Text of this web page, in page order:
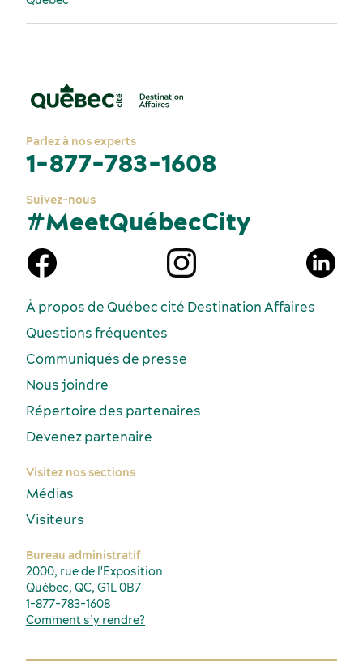
Parlez à nos experts
1-877-783-1608
Suivez-nous
#MeetQuébecCity
À propos de Québec cité Destination Affaires
Questions fréquentes
Communiqués de presse
Nous joindre
Répertoire des partenaires
Devenez partenaire
Visitez nos sections
Médias
Visiteurs
Bureau administratif
2000, rue de l'Exposition
Québec, QC, G1L 0B7
1-877-783-1608
Comment s’y rendre?